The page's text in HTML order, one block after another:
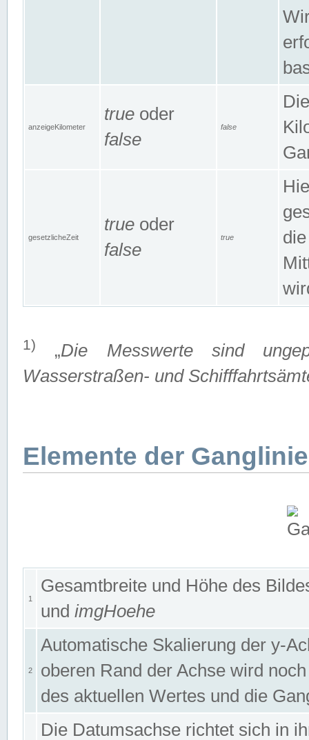
anzeigeKilometer
true oder
false
false
gesetzlicheZeit
true oder
false
true
1) „Die Messwerte sind
Wasserstraßen- und
Elemente der
1
Gesamtbreite und Höhe des
und imgHoehe
2
Automatische Skalierung der y-
oberen Rand der Achse wird
des aktuellen Wertes und die
Die Datumsachse richtet sich in